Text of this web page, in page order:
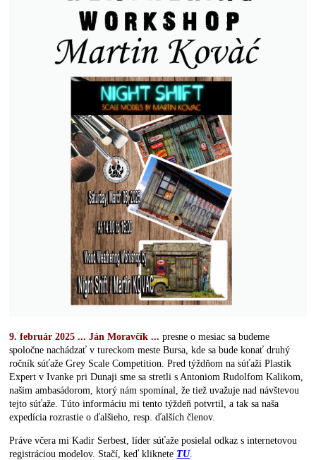
9. február 2025 ... Ján Moravčík ...presne o mesiac sa budeme
spoločne nachádzať v tureckom meste Bursa, kde sa bude konať druhý
ročník súťaže Grey Scale Competition. Pred týždňom na súťaži Plastik
Expert v Ivanke pri Dunaji sme sa stretli s Antoniom Rudolfom Kalikom,
našim ambasádorom, ktorý nám spomínal, že tiež uvažuje nad návštevou
tejto súťaže. Túto informáciu mi tento týždeň potvrtil, a tak sa naša
expedícia rozrastie o ďalšieho, resp. ďalších členov.
Práve včera mi Kadir Serbest, líder súťaže posielal odkaz s internetovou
registráciou modelov. Stačí, keď kliknete TU.